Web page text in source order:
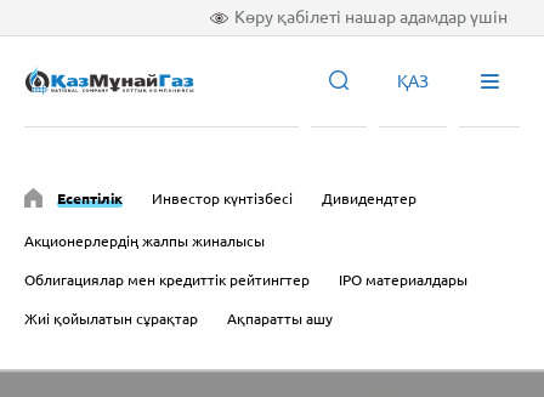
Көру қабілеті нашар адамдар үшін
ҚАЗ
Есептілік Инвестор күнтізбесі Дивидендтер
Акционерлердің жалпы жиналысы
Облигациялар мен кредиттік рейтингтер IPO материалдары
Жиі қойылатын сұрақтар Ақпаратты ашу